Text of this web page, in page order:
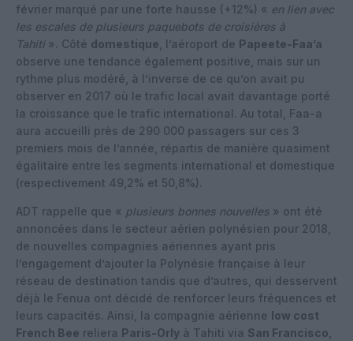
février marqué par une forte hausse (+12%) « en lien avec
les escales de plusieurs paquebots de croisières à
Tahiti». Côté domestique , l’aéroport de Papeete-Faa’a
observe une tendance également positive, mais sur un
rythme plus modéré, à l’inverse de ce qu’on avait pu
observer en 2017 où le trafic local avait davantage porté
la croissance que le trafic international. Au total, Faa-a
aura accueilli près de 290 000 passagers sur ces 3
premiers mois de l’année, répartis de manière quasiment
égalitaire entre les segments international et domestique
(respectivement 49,2% et 50,8%).
ADT rappelle que « plusieurs bonnes nouvelles » ont été
annoncées dans le secteur aérien polynésien pour 2018,
de nouvelles compagnies aériennes ayant pris
l’engagement d’ajouter la Polynésie française à leur
réseau de destination tandis que d’autres, qui desservent
déjà le Fenua ont décidé de renforcer leurs fréquences et
leurs capacités. Ainsi, la compagnie aérienne low cost
French Bee reliera Paris-Orly à Tahiti via San Francisco